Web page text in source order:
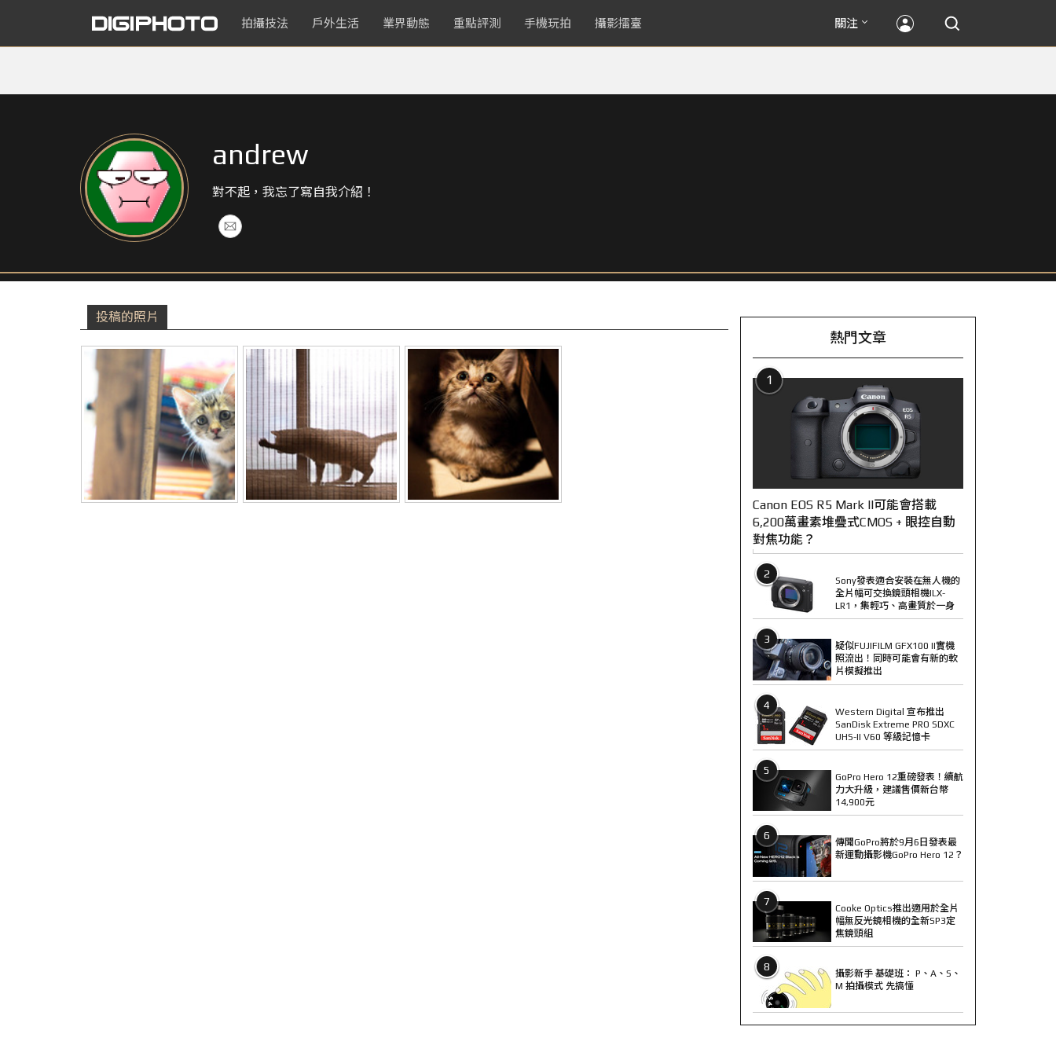
拍攝技法 戶外生活 業界動態 重點評測 手機玩拍 攝影擂臺 關注
andrew
對不起，我忘了寫自我介紹！
投稿的照片
熱門文章
1
Canon EOS R5 Mark II可能會搭載
6,200萬畫素堆疊式CMOS + 眼控自動
對焦功能？
2
Sony發表適合安裝在無人機的
全片幅可交換鏡頭相機ILX-
LR1，集輕巧、高畫質於一身
3
疑似FUJIFILM GFX100 II實機
照流出！同時可能會有新的軟
片模擬推出
4
Western Digital 宣布推出
SanDisk Extreme PRO SDXC
UHS-II V60 等級記憶卡
5
GoPro Hero 12重磅發表！續航
力大升級，建議售價新台幣
14,900元
6
傳聞GoPro將於9月6日發表最
新運動攝影機GoPro Hero 12？
7
Cooke Optics推出適用於全片
幅無反光鏡相機的全新SP3定
焦鏡頭組
8
攝影新手 基礎班： P、A、S、
M 拍攝模式 先搞懂